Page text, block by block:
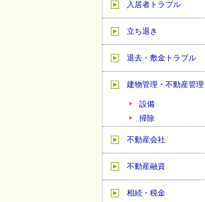
入居者トラブル
立ち退き
退去・敷金トラブル
建物管理・不動産管理
設備
掃除
不動産会社
不動産融資
相続・税金